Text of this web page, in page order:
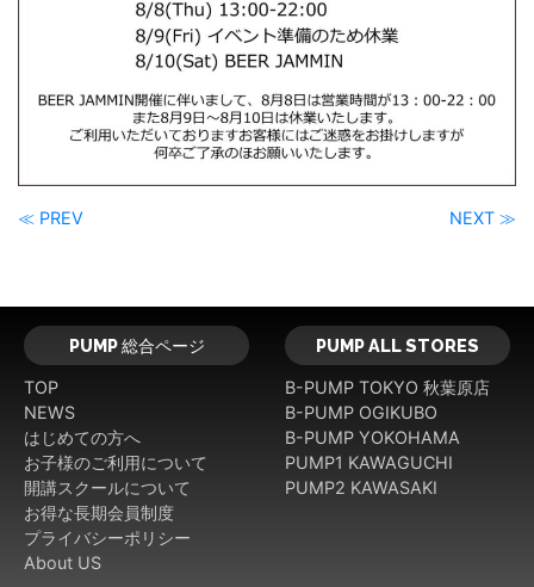
≪ PREV NEXT ≫
PUMP 総合ページ
TOP
NEWS
はじめての方へ
お子様のご利用について
開講スクールについて
お得な長期会員制度
プライバシーポリシー
About US
PUMP ALL STORES
B-PUMP TOKYO 秋葉原店
B-PUMP OGIKUBO
B-PUMP YOKOHAMA
PUMP1 KAWAGUCHI
PUMP2 KAWASAKI